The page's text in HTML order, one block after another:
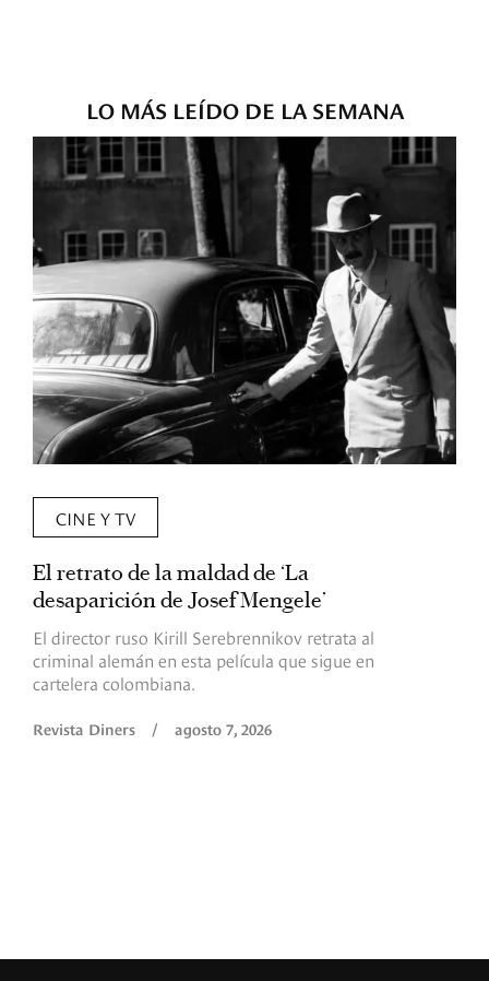
LO MÁS LEÍDO DE LA SEMANA
CINE Y TV
El retrato de la maldad de ‘La
desaparición de Josef Mengele’
El director ruso Kirill Serebrennikov retrata al
criminal alemán en esta película que sigue en
cartelera colombiana.
Revista Diners / agosto 7, 2026